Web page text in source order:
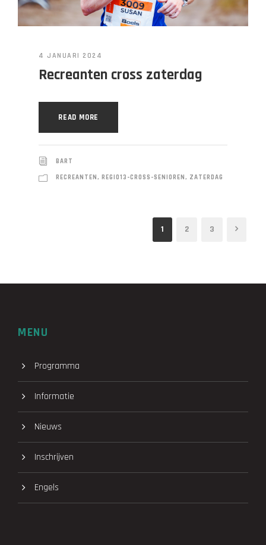
4 JANUARI 2024
Recreanten cross zaterdag
READ MORE
BART
RECREANTEN, REGIO13-CROSS-SENIOREN, ZATERDAG
1 2 3
MENU
Programma
Informatie
Nieuws
Inschrijven
Engels